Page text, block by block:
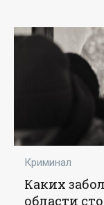
Криминал
Каких
области